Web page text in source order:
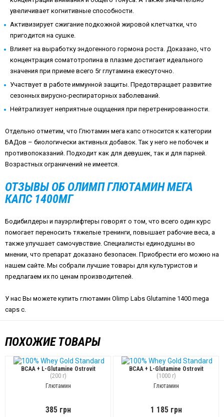
увеличивает когнитивные способности.
Активизирует сжигание подкожной жировой клетчатки, что
пригодится на сушке.
Влияет на выработку эндогенного гормона роста. Доказано, что
концентрация соматотропина в плазме достигает идеального
значения при приеме всего 5г глутамина ежесуточно.
Участвует в работе иммунной защиты. Предотвращает развитие
сезонных вирусно-респираторных заболеваний.
Нейтрализует неприятные ощущения при перетренированности.
Отдельно отметим, что Глютамин мега капс относится к категории
БАДов – биологически активных добавок. Так у него не побочек и
противопоказаний. Подходит как для девушек, так и для парней.
Возрастных ограничений не имеется.
ОТЗЫВЫ ОБ ОЛИМП ГЛЮТАМИН МЕГА
КАПС 1400МГ
Бодибилдеры и пауэрлифтеры говорят о том, что всего один курс
помогает переносить тяжелые тренинги, повышает рабочие веса, а
также улучшает самочувствие. Специалисты единодушны во
мнении, что препарат доказано безопасен. Приобрести его можно на
нашем сайте. Мы собрали лучшие товары для культуристов и
предлагаем их по ценам производителей.
У нас Вы можете купить глютамин Olimp Labs Glutamine 1400 mega
caps с.
ПОХОЖИЕ ТОВАРЫ
BCAA + L-Glutamine Ostrovit
(200 г)
Глютамин
385 грн
BCAA + L-Glutamine Ostrovit
(1000 г)
Глютамин
1 185 грн